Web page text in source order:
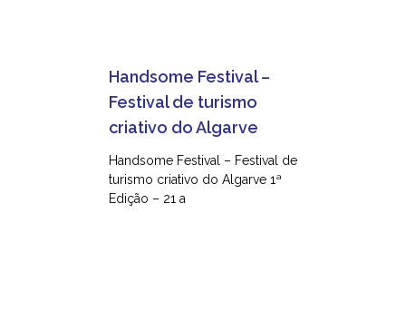
Handsome Festival –
Festival de turismo
criativo do Algarve
Handsome Festival – Festival de
turismo criativo do Algarve 1ª
Edição – 21 a